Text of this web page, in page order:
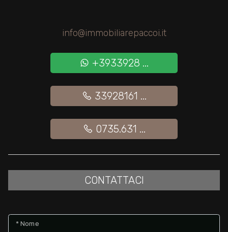
info@immobiliarepaccoi.it
+3933928 ...
33928161 ...
0735.631 ...
CONTATTACI
* Nome